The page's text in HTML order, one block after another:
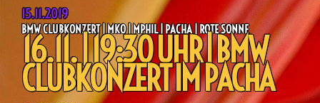
15.11.2019
BMW CLUBKONZERT | MKO | MPHIL | PACHA | ROTE SONNE
16.11. | 19:30 UHR | BMW
CLUBKONZERT IM PACHA